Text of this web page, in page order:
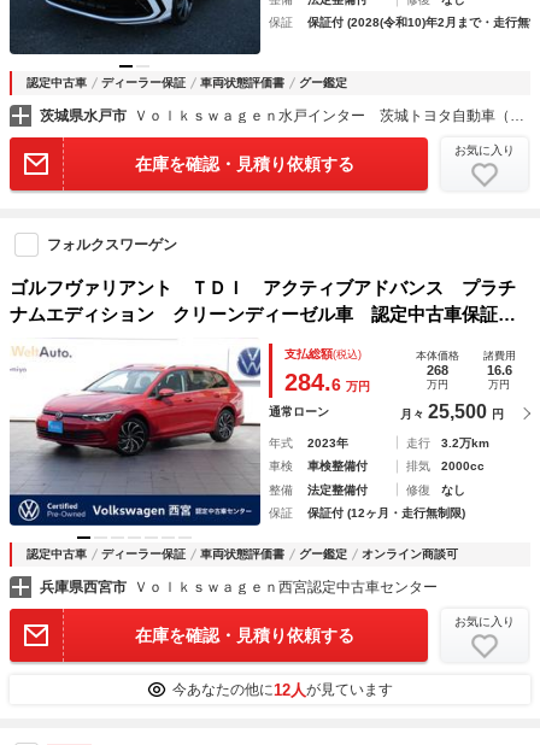
保証
保証付 (2028(令和10)年2月まで・走行無
認定中古車 ディーラー保証 車両状態評価書 グー鑑定
茨城県水戸市 Ｖｏｌｋｓｗａｇｅｎ水戸インター 茨城トヨタ自動車（株）
在庫を確認・見積り依頼する
お気に入り
フォルクスワーゲン
ゴルフヴァリアント ＴＤＩ アクティブアドバンス プラチ
ナムエディション クリーンディーゼル車 認定中古車保証１
年付き 衝突軽減ブレーキ ＩＱライト トラベルアシスト
ヘッドアップディスプレイ サイドアシスト リアトラフィッ
クアラート シートヒーター ステアリングヒーター
支払総額(税込)
284.6 万円
本体価格
268
万円
諸費用
16.6
万円
通常ローン 月々 25,500 円
年式 2023年 走行
3.2万km
車検
車検整備付 排気
2000cc
整備
法定整備付 修復
なし
保証
保証付 (12ヶ月・走行無制限)
認定中古車 ディーラー保証 車両状態評価書 グー鑑定 オンライン商談可
兵庫県西宮市 Ｖｏｌｋｓｗａｇｅｎ西宮認定中古車センター
在庫を確認・見積り依頼する
お気に入り
今あなたの他に12人が見ています